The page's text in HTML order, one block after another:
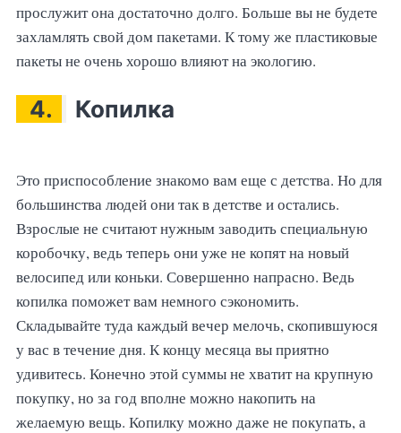
прослужит она достаточно долго. Больше вы не будете
захламлять свой дом пакетами. К тому же пластиковые
пакеты не очень хорошо влияют на экологию.
4. Копилка
Это приспособление знакомо вам еще с детства. Но для
большинства людей они так в детстве и остались.
Взрослые не считают нужным заводить специальную
коробочку, ведь теперь они уже не копят на новый
велосипед или коньки. Совершенно напрасно. Ведь
копилка поможет вам немного сэкономить.
Складывайте туда каждый вечер мелочь, скопившуюся
у вас в течение дня. К концу месяца вы приятно
удивитесь. Конечно этой суммы не хватит на крупную
покупку, но за год вполне можно накопить на
желаемую вещь. Копилку можно даже не покупать, а